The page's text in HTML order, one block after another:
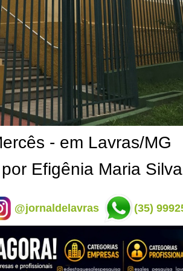
- em Lavras/MG
Efigênia Maria Silva
@jornaldelavras (35)